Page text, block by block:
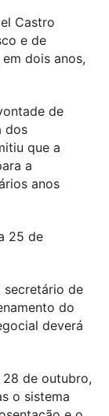
Castro
e de
dois anos,
de
dos
que a
a
anos
25 de
secretário de
do
deverá
de outubro,
o sistema